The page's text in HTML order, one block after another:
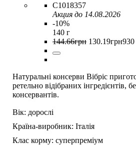
C1018357
Акция до 14.08.2026
-10%
140 г
144.66грн 130.19грн930
Натуральні консерви Вібріс
ретельно відібраних інгредієнтів,
консервантів.
Вік: дорослі
Країна-виробник: Італія
Клас корму: суперпреміум